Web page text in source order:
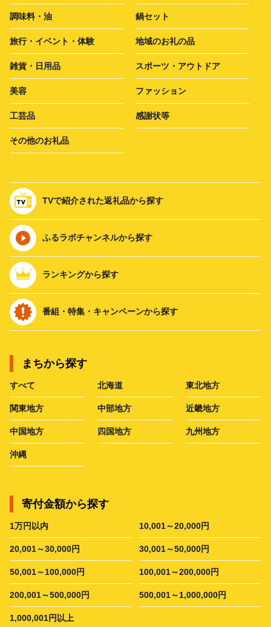
調味料・油 鍋セット
旅行・イベント・体験 地域のお礼の品
雑貨・日用品 スポーツ・アウトドア
美容 ファッション
工芸品 感謝状等
その他のお礼品
TVで紹介された返礼品から探す
ふるラボチャンネルから探す
ランキングから探す
番組・特集・キャンペーンから探す
まちから探す
すべて 北海道 東北地方
関東地方 中部地方 近畿地方
中国地方 四国地方 九州地方
沖縄
寄付金額から探す
1万円以内 10,001～20,000円
20,001～30,000円 30,001～50,000円
50,001～100,000円 100,001～200,000円
200,001～500,000円 500,001～1,000,000円
1,000,001円以上